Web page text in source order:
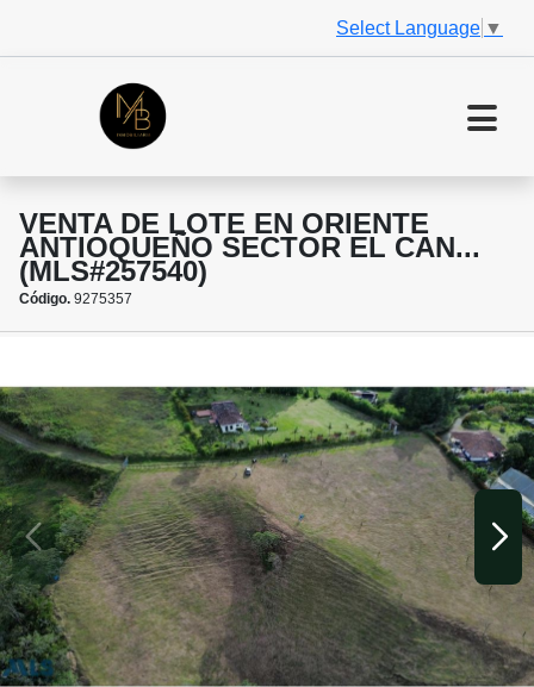
Select Language ▼
VENTA DE LOTE EN ORIENTE
ANTIOQUEÑO SECTOR EL CAN...
(MLS#257540)
Código. 9275357